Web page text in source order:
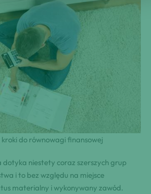
kroki do równowagi finansowej
dotyka niestety coraz szerszych grup
i to bez względu na miejsce
materialny i wykonywany zawód.